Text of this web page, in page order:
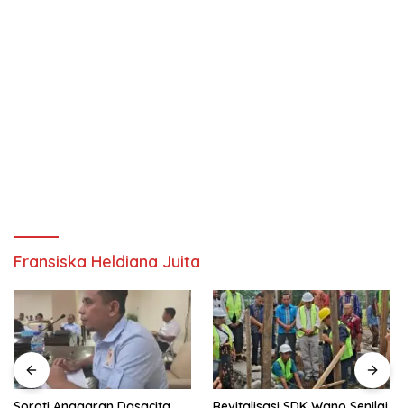
Fransiska Heldiana Juita